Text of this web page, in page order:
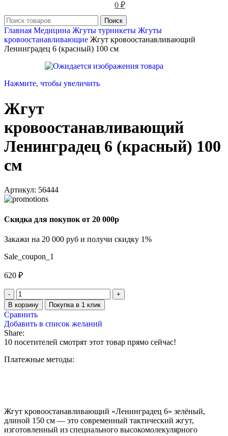
0 ₽
Поиск
Главная Медицина Жгуты турникеты Жгуты
кровоостанавливающие Жгут кровоостанавливающий
Ленинградец 6 (красный) 100 см
Нажмите, чтобы увеличить
Жгут
кровоостанавливающий
Ленинградец 6 (красный) 100
см
Артикул: 56444
Скидка для покупок от 20 000р
Закажи на 20 000 руб и получи скидку 1%
Sale_coupon_1
620 ₽
В корзину Покупка в 1 клик
Сравнить
Добавить в список желаний
Share:
10 посетителей смотрят этот товар прямо сейчас!
Платежные методы:
Жгут кровоостанавливающий «Ленинградец 6» зелёный,
длиной 150 см — это современный тактический жгут,
изготовленный из специального высокомолекулярного